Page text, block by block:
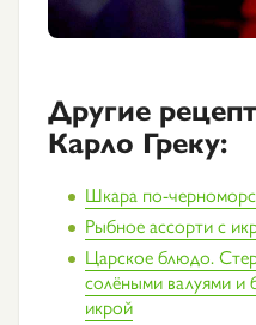
Другие
Карло Греку:
Шкара по-
Рыбное ассорти с
Царское блюдо.
солёными валуями и
икрой